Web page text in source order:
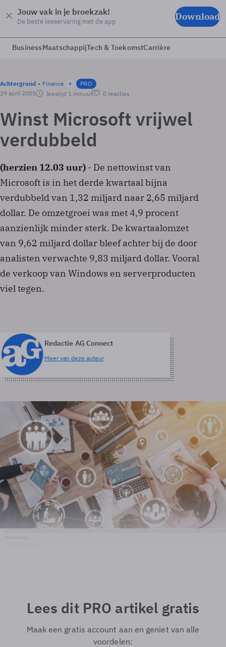
Jouw vak in je broekzak!
De beste leeservaring met de app Download
BusinessMaatschappijTech & ToekomstCarrière
Achtergrond Finance
PRO
29 april 2005
leestijd 1 minuut 0 reacties
Winst Microsoft vrijwel
verdubbeld
(herzien 12.03 uur) - De nettowinst van
Microsoft is in het derde kwartaal bijna
verdubbeld van 1,32 miljard naar 2,65 miljard
dollar. De omzetgroei was met 4,9 procent
aanzienlijk minder sterk. De kwartaalomzet
van 9,62 miljard dollar bleef achter bij de door
analisten verwachte 9,83 miljard dollar. Vooral
de verkoop van Windows en serverproducten
viel tegen.
Redactie AG Connect
Meer van deze auteur
Lees dit PRO artikel gratis
Maak een gratis account aan en geniet van alle
voordelen: